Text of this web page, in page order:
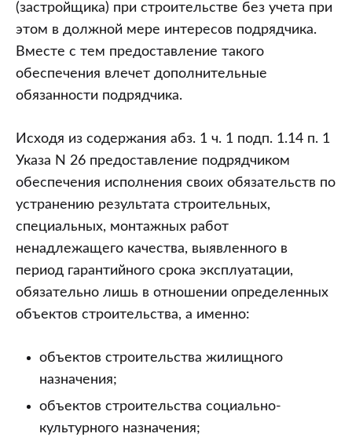
(застройщика) при строительстве без учета при
этом в должной мере интересов подрядчика.
Вместе с тем предоставление такого
обеспечения влечет дополнительные
обязанности подрядчика.
Исходя из содержания абз. 1 ч. 1 подп. 1.14 п. 1
Указа N 26 предоставление подрядчиком
обеспечения исполнения своих обязательств по
устранению результата строительных,
специальных, монтажных работ
ненадлежащего качества, выявленного в
период гарантийного срока эксплуатации,
обязательно лишь в отношении определенных
объектов строительства, а именно:
объектов строительства жилищного
назначения;
объектов строительства социально-
культурного назначения;